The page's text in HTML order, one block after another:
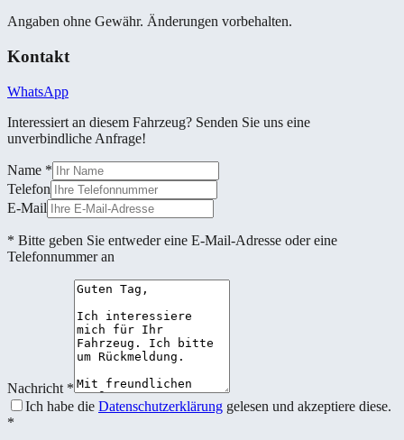
Angaben ohne Gewähr. Änderungen vorbehalten.
Kontakt
WhatsApp
Interessiert an diesem Fahrzeug? Senden Sie uns eine
unverbindliche Anfrage!
Name *
Telefon
E-Mail
* Bitte geben Sie entweder eine E-Mail-Adresse oder eine
Telefonnummer an
Nachricht *
Ich habe die Datenschutzerklärung gelesen und akzeptiere diese.
*